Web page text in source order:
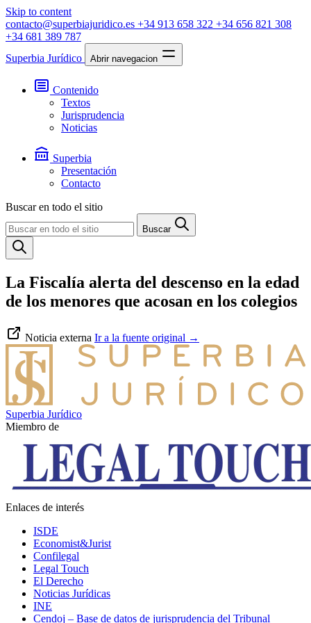
Skip to content
contacto@superbiajuridico.es +34 913 658 322 +34 656 821 308
+34 681 389 787
Superbia Jurídico
Abrir navegacion
Contenido
Textos
Jurisprudencia
Noticias
Superbia
Presentación
Contacto
Buscar en todo el sitio
Buscar
La Fiscalía alerta del descenso en la edad
de los menores que acosan en los colegios
Noticia externa Ir a la fuente original →
Superbia Jurídico
Miembro de
Enlaces de interés
ISDE
Economist&Jurist
Confilegal
Legal Touch
El Derecho
Noticias Jurídicas
INE
Cendoj – Base de datos de jurisprudencia del Tribunal